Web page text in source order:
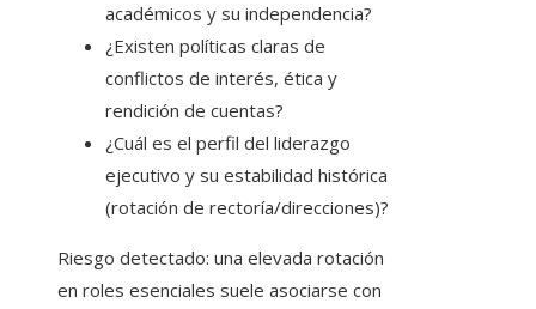
académicos y su independencia?
¿Existen políticas claras de
conflictos de interés, ética y
rendición de cuentas?
¿Cuál es el perfil del liderazgo
ejecutivo y su estabilidad histórica
(rotación de rectoría/direcciones)?
Riesgo detectado: una elevada rotación
en roles esenciales suele asociarse con